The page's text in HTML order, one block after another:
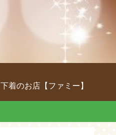
下着のお店【ファミー】